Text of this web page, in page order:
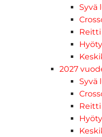
Syvä
Reitti
2027
Syvä
Reitti